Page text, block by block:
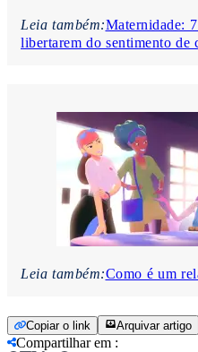
Leia também:Maternidade:
libertarem do sentimento de
Leia também:Como é um
Copiar o link Arquivar artigo
Compartilhar em :